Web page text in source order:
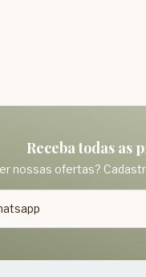
Receba todas as
nossas ofertas?